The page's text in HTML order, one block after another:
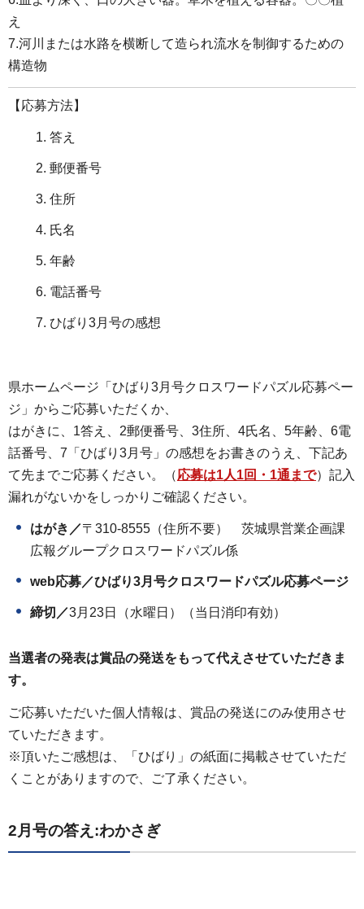
え
7.河川または水路を横断して造られ流水を制御するための
構造物
【応募方法】
答え
郵便番号
住所
氏名
年齢
電話番号
ひばり3月号の感想
県ホームページ「ひばり3月号クロスワードパズル応募ペー
ジ」からご応募いただくか、
はがきに、1答え、2郵便番号、3住所、4氏名、5年齢、6電
話番号、7「ひばり3月号」の感想をお書きのうえ、下記あ
て先までご応募ください。（応募は1人1回・1通まで）記入
漏れがないかをしっかりご確認ください。
はがき／〒310-8555（住所不要）
茨城県営業企画課
広報グループクロスワードパズル係
web応募／ひばり3月号クロスワードパズル応募ページ
締切／3月23日（水曜日）（当日消印有効）
当選者の発表は賞品の発送をもって代えさせていただきま
す。
ご応募いただいた個人情報は、賞品の発送にのみ使用させ
ていただきます。
※頂いたご感想は、「ひばり」の紙面に掲載させていただ
くことがありますので、ご了承ください。
2月号の答え:わかさぎ